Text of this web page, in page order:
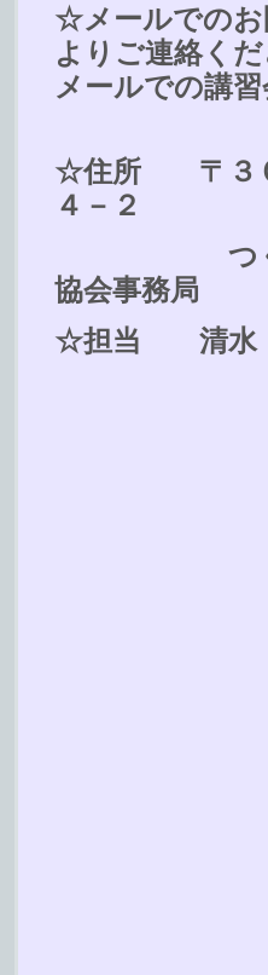
☆メールでのお
よりご連絡く
メールでの講
☆住所 〒３０
４－２
つくばイ
協会事務局
☆担当 清水